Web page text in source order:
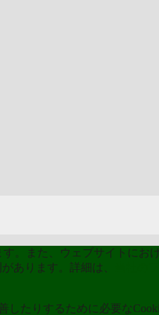
。また、ウェブサイトにお
あります。詳細は、
したりするために必要な